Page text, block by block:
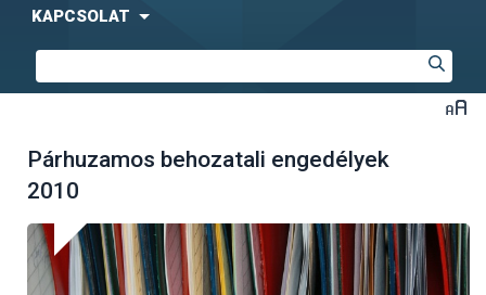
KAPCSOLAT
Párhuzamos behozatali engedélyek
2010